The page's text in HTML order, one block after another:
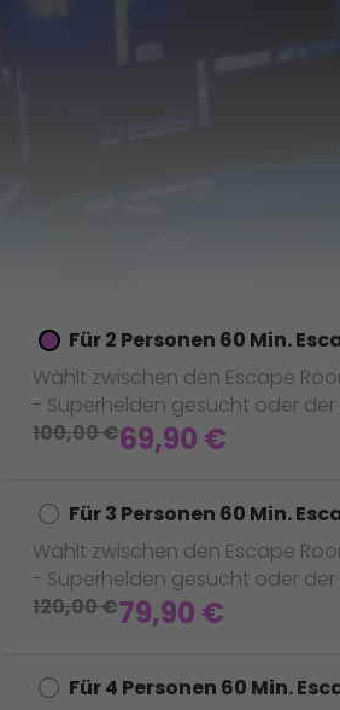
Für 2 Personen 60 Min.
Wählt zwischen den Escape
- Superhelden gesucht oder
100,00€69,90 €
Für 3 Personen 60 Min.
Wählt zwischen den Escape
- Superhelden gesucht oder
120,00€79,90 €
Für 4 Personen 60 Min.